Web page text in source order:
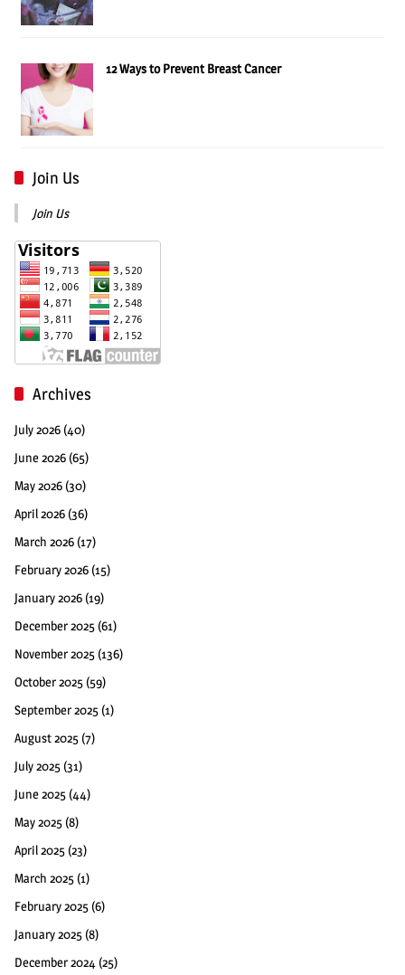
12 Ways to Prevent Breast Cancer
Join Us
Join Us
Archives
July 2026 (40)
June 2026 (65)
May 2026 (30)
April 2026 (36)
March 2026 (17)
February 2026 (15)
January 2026 (19)
December 2025 (61)
November 2025 (136)
October 2025 (59)
September 2025 (1)
August 2025 (7)
July 2025 (31)
June 2025 (44)
May 2025 (8)
April 2025 (23)
March 2025 (1)
February 2025 (6)
January 2025 (8)
December 2024 (25)